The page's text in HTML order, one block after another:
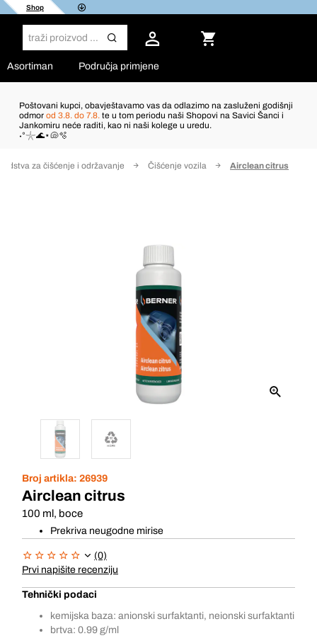
Shop
Asortiman Područja primjene
Poštovani kupci, obavještavamo vas da odlazimo na zasluženi godišnji
odmor od 3.8. do 7.8. te u tom periodu naši Shopovi na Savici Šanci i
Jankomiru neće raditi, kao ni naši kolege u uredu.
˖°𓇼🌊⋆🐚🫧
za čišćenje i održavanje Čišćenje vozila Airclean citrus
Broj artikla: 26939
Airclean citrus
100 ml, boce
Prekriva neugodne mirise
(0)
Prvi napišite recenziju
Tehnički podaci
kemijska baza: anionski surfaktanti, neionski surfaktanti
brtva: 0.99 g/ml